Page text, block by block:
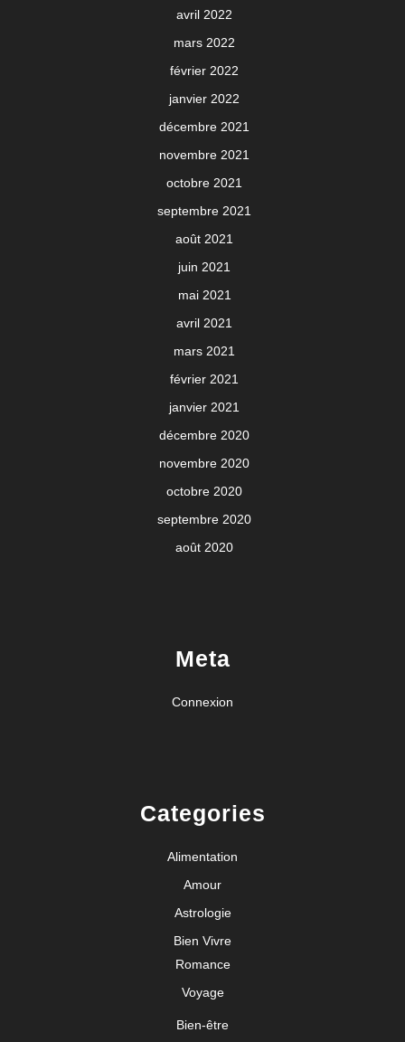
avril 2022
mars 2022
février 2022
janvier 2022
décembre 2021
novembre 2021
octobre 2021
septembre 2021
août 2021
juin 2021
mai 2021
avril 2021
mars 2021
février 2021
janvier 2021
décembre 2020
novembre 2020
octobre 2020
septembre 2020
août 2020
Meta
Connexion
Categories
Alimentation
Amour
Astrologie
Bien Vivre
Romance
Voyage
Bien-être